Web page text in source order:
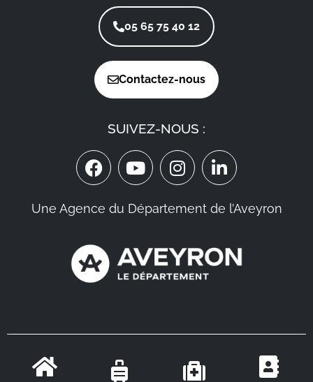
05 65 75 40 12
Contactez-nous
SUIVEZ-NOUS :
Une Agence du Département de l’Aveyron